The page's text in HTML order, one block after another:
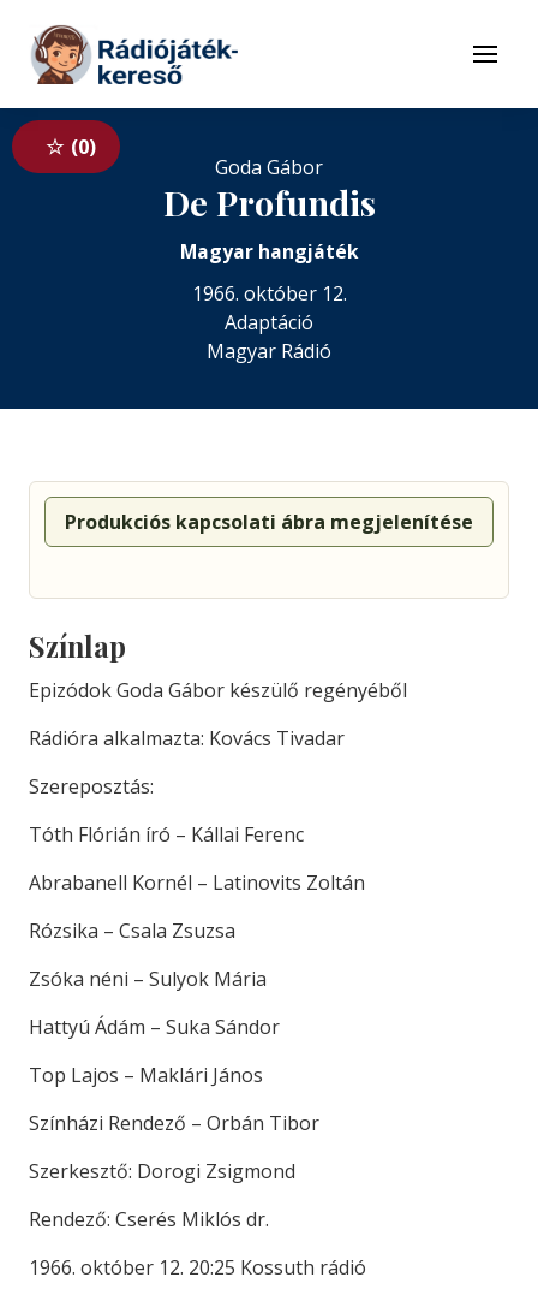
Tovább a tartalomhoz
Menü
0
Goda Gábor
De Profundis
Magyar hangjáték
1966. október 12.
Adaptáció
Magyar Rádió
Produkciós kapcsolati ábra megjelenítése
Színlap
Epizódok Goda Gábor készülő regényéből
Rádióra alkalmazta: Kovács Tivadar
Szereposztás:
Tóth Flórián író – Kállai Ferenc
Abrabanell Kornél – Latinovits Zoltán
Rózsika – Csala Zsuzsa
Zsóka néni – Sulyok Mária
Hattyú Ádám – Suka Sándor
Top Lajos – Maklári János
Színházi Rendező – Orbán Tibor
Szerkesztő: Dorogi Zsigmond
Rendező: Cserés Miklós dr.
1966. október 12. 20:25 Kossuth rádió